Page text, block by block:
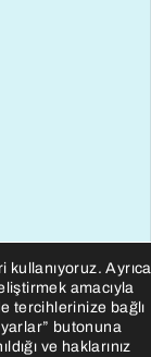
kullanıyoruz. Ayrıca
amacıyla
tercihlerinize bağlı
butonuna
ve haklarınız